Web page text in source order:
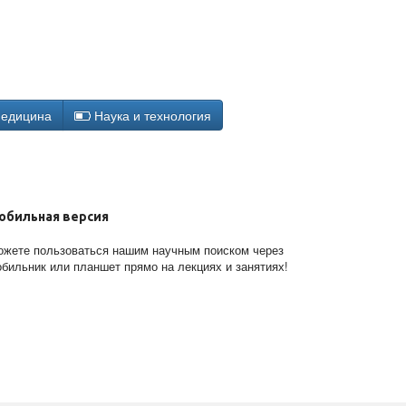
Наука и технология
версия
пользоваться нашим научным поиском через
или планшет прямо на лекциях и занятиях!